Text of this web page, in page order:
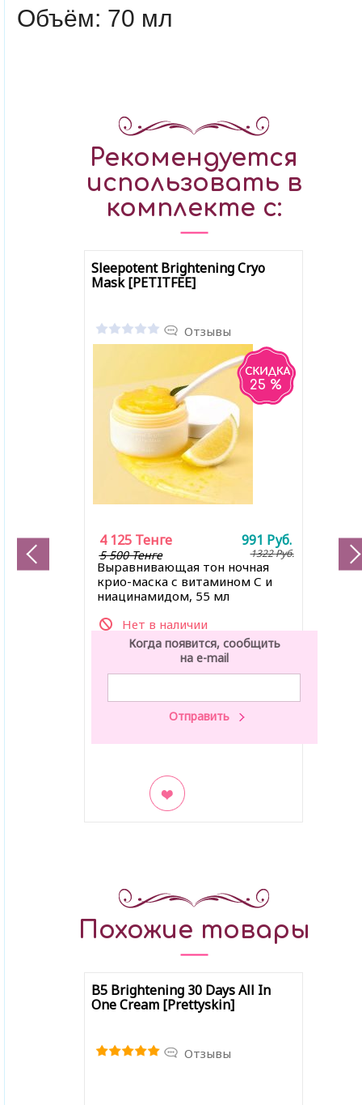
Объём: 70 мл
Рекомендуется
использовать в
комплекте с:
Sleepotent Brightening Cryo
Mask [PETITFEE]
Отзывы
25 %
Выравнивающая тон ночная
крио-маска с витамином С и
ниацинамидом, 55 мл
Нет в наличии
4 125 Тенге 991 Руб.
5 500 Тенге 1322Руб.
Когда появится, сообщить
на e-mail
Похожие товары
B5 Brightening 30 Days All In
One Cream [Prettyskin]
Отзывы